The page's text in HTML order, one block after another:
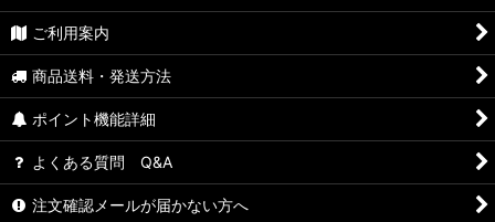
ご利用案内
商品送料・発送方法
ポイント機能詳細
よくある質問 Q&A
注文確認メールが届かない方へ